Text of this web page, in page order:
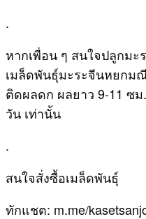
.
หากเพื่อน ๆ สนใจปลูกม
เมล็ดพันธุ์มะระจีนหยกม
ติดผลดก ผลยาว 9-11 ซม
วัน เท่านั้น
.
สนใจสั่งซื้อเมล็ดพันธุ์
ทักแชต: m.me/